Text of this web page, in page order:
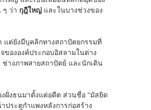
ๆ ว่า กุฎีใหญ่และในบางช่วงของ
แต่ยังมีบุคลิกทางสถาปัตยกรรมที่
ขององค์ประกอบอิสลามในต่าง
างภาพสายสถาปัตย์ และนักเดิน
ฝั่งธนมาตั้งแต่อดีต ส่วนชื่อ “มัสยิด
ระตูกำแพงหลังการก่อสร้าง